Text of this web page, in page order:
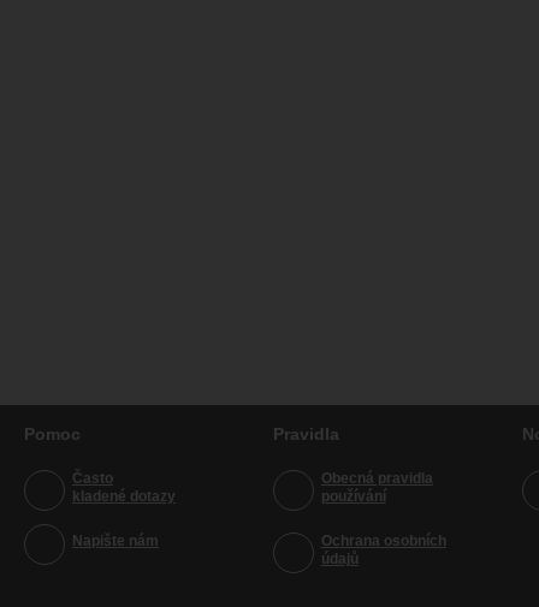
Pomoc
Často
kladené dotazy
Napište nám
Pravidla
Obecná pravidla
používání
Ochrana osobních
údajů